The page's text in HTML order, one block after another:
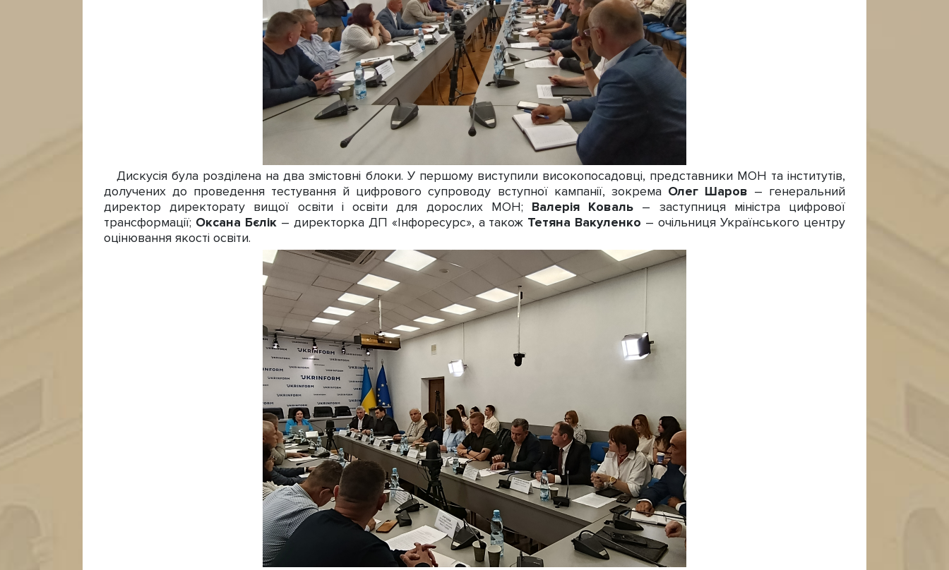
Дискусія була розділена на два змістовні блоки. У першому виступили високопосадовці, представники МОН та інститутів,
долучених до проведення тестування й цифрового супроводу вступної кампанії, зокрема Олег Шаров – генеральний
директор директорату вищої освіти і освіти для дорослих МОН; Валерія Коваль – заступниця міністра цифрової
трансформації; Оксана Бєлік– директорка ДП «Інфоресурс», а також Тетяна Вакуленко – очільниця Українського центру
оцінювання якості освіти.